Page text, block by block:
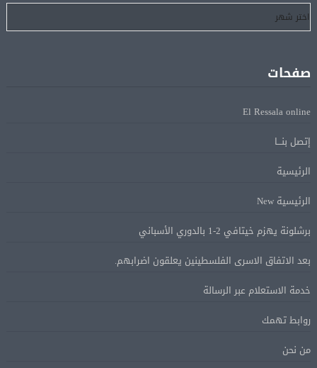
مباحثات لبنانية – أممية حول دعم لبنان وتطورات الأوضاع
فى المنطقة
ماكرون: الاتحاد الأوروبى وشركاؤه سيواصلون زيادة الضغط
البيان الختامى لاجتماع عمّان الوزارى يدين الإجراءات
ترامب: مضيق هرمز سيفتح قريبًا أو ستواجه إيران ضربة
الرئيس السيسى يؤكد لرئيس وزراء اليونان تضامن مصر
الرئيس السيسى يستقبل ملك البحرين فى مطار العلمين
فى زيارة لتعزيز أواصر الأخوة الراسخة بين البلدين
الشقيقين
صفحات
El Ressala online
إتصل بنـــا
الرئيسية
الرئيسية New
برشلونة يهزم خيتافي 2-1 بالدوري الأسباني
بعد الاتفاق الاسرى الفلسطينين يعلقون اضرابهم.
خدمة الاستعلام عبر الرسالة
روابط تهمك
من نحن